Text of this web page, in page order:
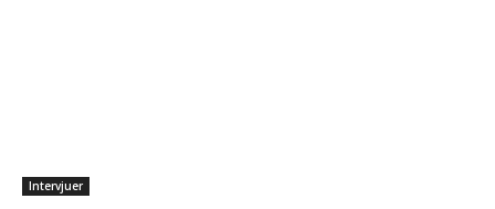
Intervjuer